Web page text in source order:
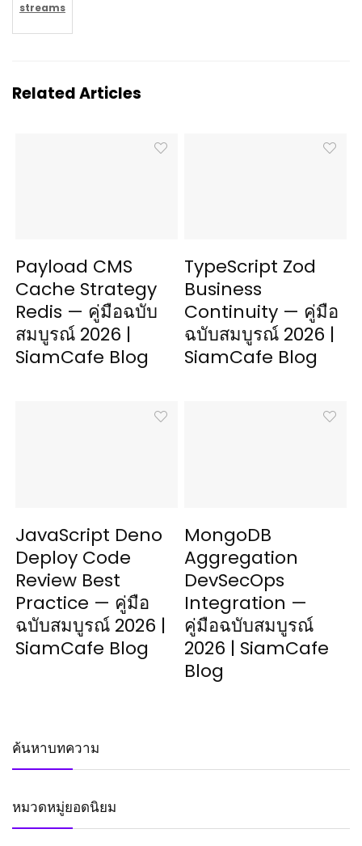
streams
Related Articles
Payload CMS
Cache Strategy
Redis — คู่มือฉบับ
สมบูรณ์ 2026 |
SiamCafe Blog
TypeScript Zod
Business
Continuity — คู่มือ
ฉบับสมบูรณ์ 2026 |
SiamCafe Blog
JavaScript Deno
Deploy Code
Review Best
Practice — คู่มือ
ฉบับสมบูรณ์ 2026 |
SiamCafe Blog
MongoDB
Aggregation
DevSecOps
Integration —
คู่มือฉบับสมบูรณ์
2026 | SiamCafe
Blog
ค้นหาบทความ
หมวดหมู่ยอดนิยม